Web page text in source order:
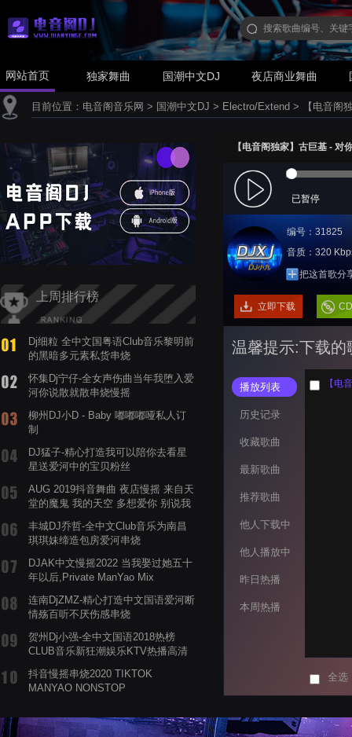
网站首页 独家舞曲 国潮中文DJ 夜店商业舞曲
目前位置： 电音阁音乐网 > 国潮中文DJ > Electro/Extend > 【电音阁
上周排行榜
Dj细粒 全中文国粤语Club音乐黎明前
的黑暗多元素私货串烧
怀集Dj宁仔-全女声伤曲当年我堕入爱
河你说散就散串烧慢摇
柳州DJ小D - Baby 嘟嘟嘟哑私人订
制
DJ猛子-精心打造我可以陪你去看星
星送爱河中的宝贝粉丝
AUG 2019抖音舞曲 夜店慢摇 来自天
堂的魔鬼 我的天空 多想爱你 别说我
丰城DJ乔哲-全中文Club音乐为南昌
琪琪妹缔造包房爱河串烧
DJAK中文慢摇2022 当我娶过她五十
年以后,Private ManYao Mix
连南DjZMZ-精心打造中文国语爱河断
情殇百听不厌伤感串烧
贺州Dj小强-全中文国语2018热榜
CLUB音乐新狂潮娱乐KTV热播高清
抖音慢摇串烧2020 TIKTOK
MANYAO NONSTOP
蝉爸爸妈妈爱存在夏天的风是想你的
声音啊
【电音阁独家】古巨基 -
已暂停
编号：31825
音质：320
把这首歌分
立即下载
温馨提示:下载的
播放列表
历史记录
收藏歌曲
最新歌曲
推荐歌曲
他人下载中
他人播放中
昨日热播
本周热播
全选